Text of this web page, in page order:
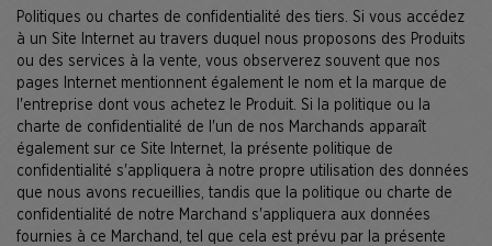
Politiques ou chartes de confidentialité des tiers. Si vous accédez
à un Site Internet au travers duquel nous proposons des Produits
ou des services à la vente, vous observerez souvent que nos
pages Internet mentionnent également le nom et la marque de
l'entreprise dont vous achetez le Produit. Si la politique ou la
charte de confidentialité de l'un de nos Marchands apparaît
également sur ce Site Internet, la présente politique de
confidentialité s'appliquera à notre propre utilisation des données
que nous avons recueillies, tandis que la politique ou charte de
confidentialité de notre Marchand s'appliquera aux données
fournies à ce Marchand, tel que cela est prévu par la présente